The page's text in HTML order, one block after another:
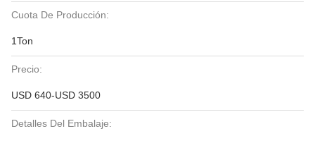
Cuota De Producción:
1Ton
Precio:
USD 640-USD 3500
Detalles Del Embalaje: